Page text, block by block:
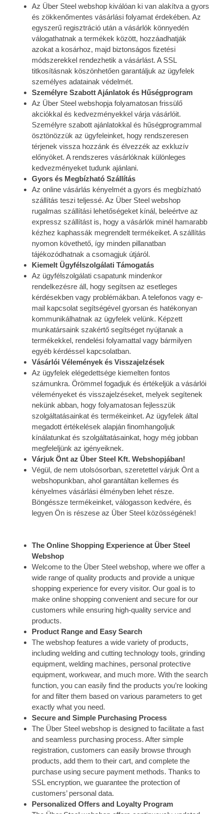
Az Über Steel webshop kiválóan ki van alakítva a gyors
és zökkenőmentes vásárlási folyamat érdekében. Az
egyszerű regisztráció után a vásárlók könnyedén
válogathatnak a termékek között, hozzáadhatják
azokat a kosárhoz, majd biztonságos fizetési
módszerekkel rendezhetik a vásárlást. A SSL
titkosításnak köszönhetően garantáljuk az ügyfelek
személyes adatainak védelmét.
Személyre Szabott Ajánlatok és Hűségprogram
Az Über Steel webshopja folyamatosan frissülő
akciókkal és kedvezményekkel várja vásárlóit.
Személyre szabott ajánlatokkal és hűségprogrammal
ösztönözzük az ügyfeleinket, hogy rendszeresen
térjenek vissza hozzánk és élvezzék az exkluzív
előnyöket. A rendszeres vásárlóknak különleges
kedvezményeket tudunk ajánlani.
Gyors és Megbízható Szállítás
Az online vásárlás kényelmét a gyors és megbízható
szállítás teszi teljessé. Az Über Steel webshop
rugalmas szállítási lehetőségeket kínál, beleértve az
expressz szállítást is, hogy a vásárlók minél hamarabb
kézhez kaphassák megrendelt termékeiket. A szállítás
nyomon követhető, így minden pillanatban
tájékozódhatnak a csomagjuk útjáról.
Kiemelt Ügyfélszolgálati Támogatás
Az ügyfélszolgálati csapatunk mindenkor
rendelkezésre áll, hogy segítsen az esetleges
kérdésekben vagy problémákban. A telefonos vagy e-
mail kapcsolat segítségével gyorsan és hatékonyan
kommunikálhatnak az ügyfelek velünk. Képzett
munkatársaink szakértő segítséget nyújtanak a
termékekkel, rendelési folyamattal vagy bármilyen
egyéb kérdéssel kapcsolatban.
Vásárlói Vélemények és Visszajelzések
Az ügyfelek elégedettsége kiemelten fontos
számunkra. Örömmel fogadjuk és értékeljük a vásárlói
véleményeket és visszajelzéseket, melyek segítenek
nekünk abban, hogy folyamatosan fejlesszük
szolgáltatásainkat és termékeinket. Az ügyfelek által
megadott értékelések alapján finomhangoljuk
kínálatunkat és szolgáltatásainkat, hogy még jobban
megfeleljünk az igényeiknek.
Várjuk Önt az Über Steel Kft. Webshopjában!
Végül, de nem utolsósorban, szeretettel várjuk Önt a
webshopunkban, ahol garantáltan kellemes és
kényelmes vásárlási élményben lehet része.
Böngéssze termékeinket, válogasson kedvére, és
legyen Ön is részese az Über Steel közösségének!
The Online Shopping Experience at Über Steel
Webshop
Welcome to the Über Steel webshop, where we offer a
wide range of quality products and provide a unique
shopping experience for every visitor. Our goal is to
make online shopping convenient and secure for our
customers while ensuring high-quality service and
products.
Product Range and Easy Search
The webshop features a wide variety of products,
including welding and cutting technology tools, grinding
equipment, welding machines, personal protective
equipment, workwear, and much more. With the search
function, you can easily find the products you’re looking
for and filter them based on various parameters to get
exactly what you need.
Secure and Simple Purchasing Process
The Über Steel webshop is designed to facilitate a fast
and seamless purchasing process. After simple
registration, customers can easily browse through
products, add them to their cart, and complete the
purchase using secure payment methods. Thanks to
SSL encryption, we guarantee the protection of
customers’ personal data.
Personalized Offers and Loyalty Program